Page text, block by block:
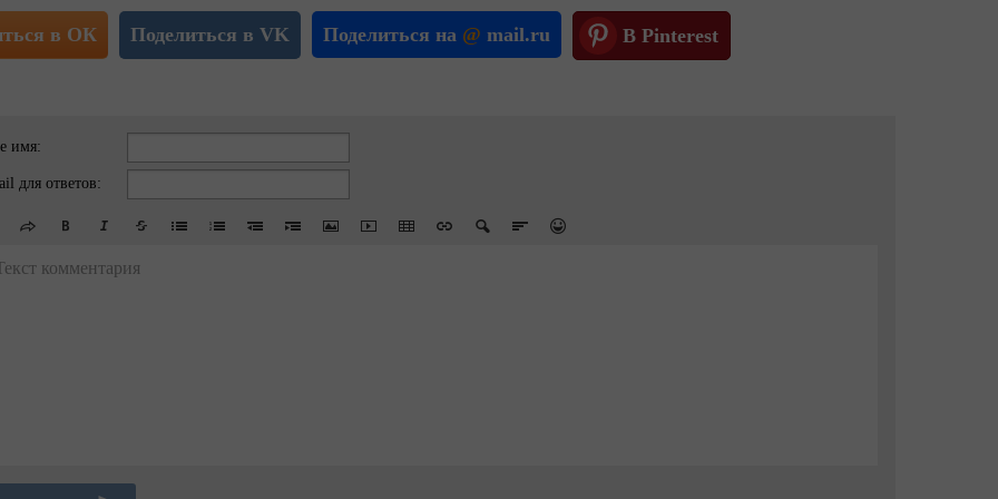
в ОК Поделиться в VK Поделиться на @ mail.ru В Pinterest
имя:
для ответов:
комментария